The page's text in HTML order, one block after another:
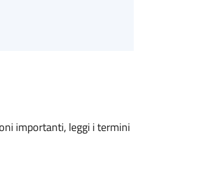
importanti, leggi i termini